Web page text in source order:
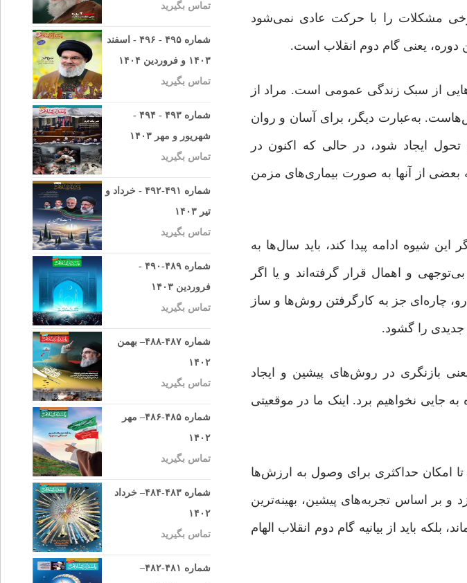
مشکلات را با حرکت عادی نمی‌شود
یعنی گام دوم انقلاب است.
از سبک زندگی عمومی است. مراد از
به‌عبارت ‌دیگر، برای آسان و روان
ایجاد شود، در حالی ‌که اکنون در
از آنها به‌ صورت بیماری‌های مزمن
شیوه ادامه پیدا کند، باید سال‌ها به
و اهمال قرار گرفته‌اند و یا اگر
‌رو، چاره‌ای جز به‌ کارگرفتن روش‌ها و ساز
جدیدی را گشود.
بازنگری در روش‌های پیشین و ایجاد
جایی نخواهیم برد. اینک ما در موقعیتی
امکان حداکثری برای وصول به ارزش‌ها
بر اساس تجربه‌های پیشین، بهینه‌ترین
بلکه باید از بیانیه گام دوم انقلاب الهام
تماس بگیرید
شماره ۴۹۵ - ۴۹۶ - اسفند
۱۴۰۳ و فروردین ۱۴۰۴
تماس بگیرید
شماره ۴۹۳ - ۴۹۴ -
شهریور و مهر ۱۴۰۳
تماس بگیرید
شماره ۴۹۱-۴۹۲ - خرداد و
تیر ۱۴۰۳
تماس بگیرید
شماره ۴۸۹-۴۹۰ -
فروردین ۱۴۰۳
تماس بگیرید
شماره ۴۸۷-۴۸۸– بهمن
۱۴۰۲
تماس بگیرید
شماره ۴۸۵-۴۸۶– مهر
۱۴۰۲
تماس بگیرید
شماره ۴۸۳-۴۸۴– خرداد
۱۴۰۲
تماس بگیرید
شماره ۴۸۱-۴۸۲–